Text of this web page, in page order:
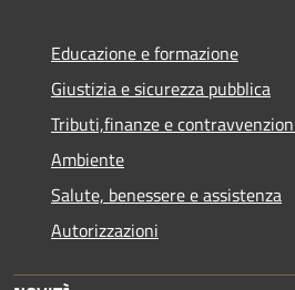
Educazione e formazione
Giustizia e sicurezza pubblica
Tributi,finanze e
Ambiente
Salute, benessere e assistenza
Autorizzazioni